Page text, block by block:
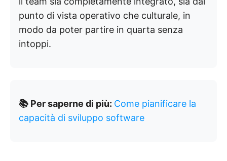
punto di vista operativo che culturale, in
modo da poter partire in quarta senza
intoppi.
📚 Per saperne di più: Come pianificare la
capacità di sviluppo software